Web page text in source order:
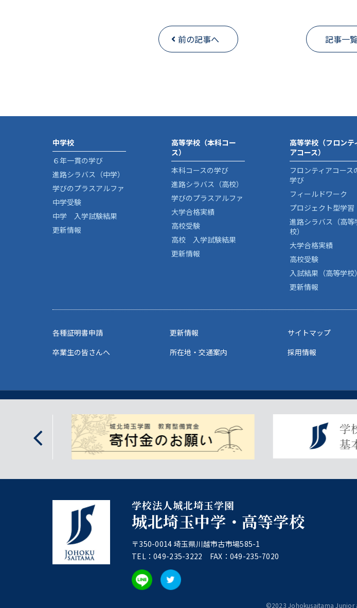
前の記事へ 記事一
中学校
６年一貫の学び
進路シラバス（中学）
学びのプラスアルファ
中学受験
中学 入学試験結果
更新情報
高等学校（本科コー
ス）
本科コースの学び
進路シラバス（高校）
学びのプラスアルファ
大学合格実績
高校受験
高校 入学試験結果
更新情報
高等学校（フロンテ
アコース）
フロンティアコース
学び
フィールドワーク
プロジェクト型学習
進路シラバス（高等
校）
大学合格実績
高校受験
入試結果（高等学校）
更新情報
各種証明書申請
卒業生の皆さんへ
更新情報
所在地・交通案内
サイトマップ
採用情報
学校法人城北埼玉学園
城北埼玉中学・高等学校
〒350-0014 埼玉県川越市古市場585-1
TEL：049-235-3222 FAX：049-235-7020
©︎2023 Johokusaitama Junior